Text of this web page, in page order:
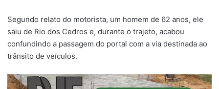
Segundo relato do motorista, um homem de 62 anos, ele
saiu de Rio dos Cedros e, durante o trajeto, acabou
confundindo a passagem do portal com a via destinada ao
trânsito de veículos.